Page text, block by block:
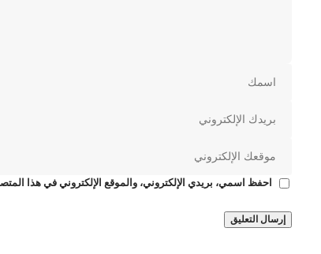
احفظ اسمي، بريدي الإلكتروني، والموقع الإلكتروني في هذا